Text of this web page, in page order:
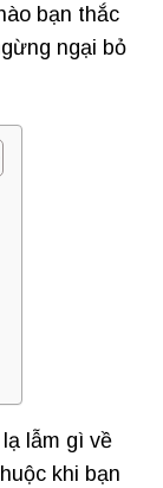
bạn thắc
ngại bỏ
lẫm gì về
khi bạn